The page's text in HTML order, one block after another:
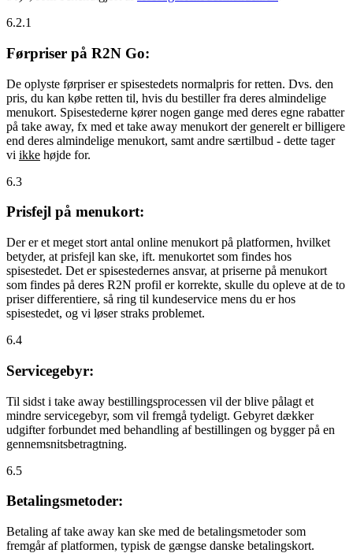
6.2.1
Førpriser på R2N Go:
De oplyste førpriser er spisestedets normalpris for retten. Dvs. den
pris, du kan købe retten til, hvis du bestiller fra deres almindelige
menukort. Spisestederne kører nogen gange med deres egne rabatter
på take away, fx med et take away menukort der generelt er billigere
end deres almindelige menukort, samt andre særtilbud - dette tager
vi ikke højde for.
6.3
Prisfejl på menukort:
Der er et meget stort antal online menukort på platformen, hvilket
betyder, at prisfejl kan ske, ift. menukortet som findes hos
spisestedet. Det er spisestedernes ansvar, at priserne på menukort
som findes på deres R2N profil er korrekte, skulle du opleve at de to
priser differentiere, så ring til kundeservice mens du er hos
spisestedet, og vi løser straks problemet.
6.4
Servicegebyr:
Til sidst i take away bestillingsprocessen vil der blive pålagt et
mindre servicegebyr, som vil fremgå tydeligt. Gebyret dækker
udgifter forbundet med behandling af bestillingen og bygger på en
gennemsnitsbetragtning.
6.5
Betalingsmetoder:
Betaling af take away kan ske med de betalingsmetoder som
fremgår af platformen, typisk de gængse danske betalingskort.